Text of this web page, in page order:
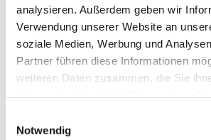
analysieren. Außerdem geben wir
Verwendung unserer Website an
soziale Medien, Werbung und
Partner führen diese Informationen
weiteren Daten zusammen, die Sie
Notwendig
die Expertise von Ebel und
Handgelenk mit einer Uhr, die
als auch Präzision
anspruchsvolle Herren,
Detailgenauigkeit legen –